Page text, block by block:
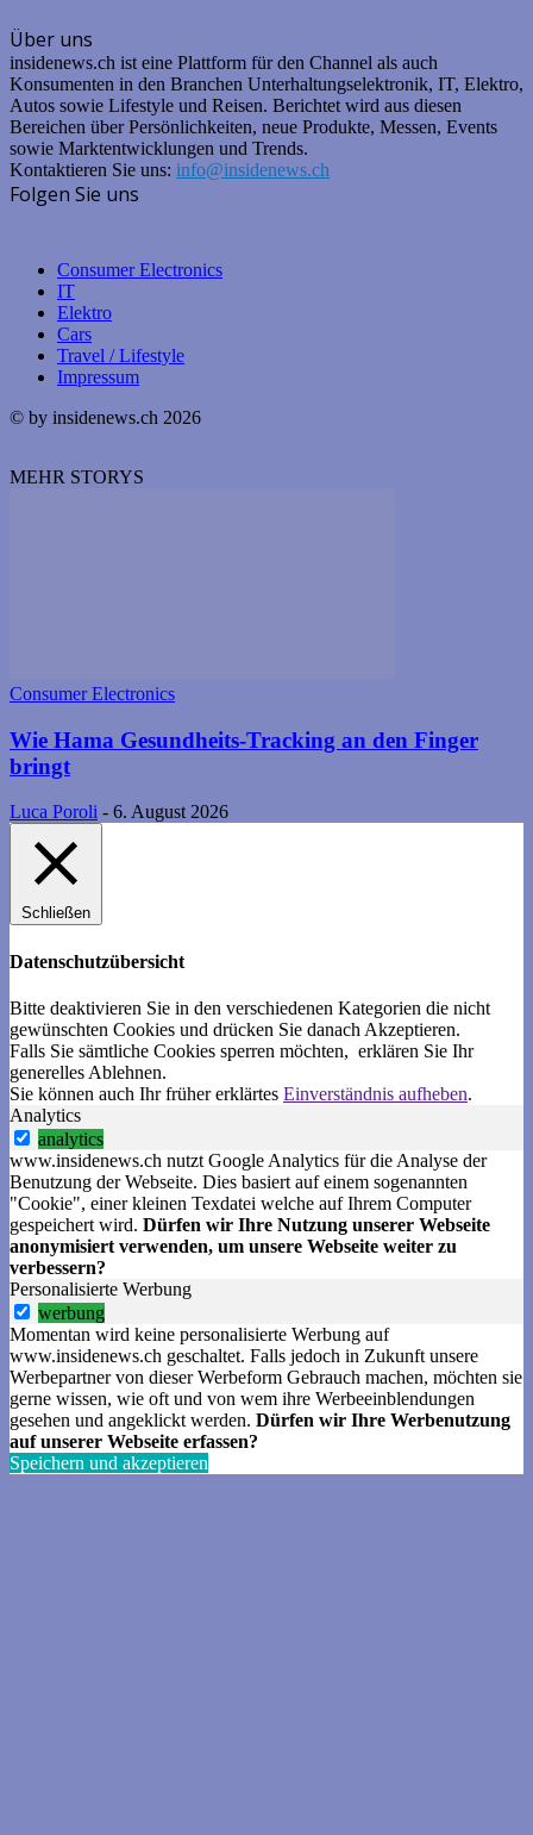
Über uns
insidenews.ch ist eine Plattform für den Channel als auch
Konsumenten in den Branchen Unterhaltungselektronik, IT, Elektro,
Autos sowie Lifestyle und Reisen. Berichtet wird aus diesen
Bereichen über Persönlichkeiten, neue Produkte, Messen, Events
sowie Marktentwicklungen und Trends.
Kontaktieren Sie uns: info@insidenews.ch
Folgen Sie uns
Consumer Electronics
IT
Elektro
Cars
Travel / Lifestyle
Impressum
© by insidenews.ch 2026
MEHR STORYS
Consumer Electronics
Wie Hama Gesundheits-Tracking an den Finger
bringt
Luca Poroli - 6. August 2026
Schließen
Datenschutzübersicht
Bitte deaktivieren Sie in den verschiedenen Kategorien die nicht
gewünschten Cookies und drücken Sie danach Akzeptieren.
Falls Sie sämtliche Cookies sperren möchten, erklären Sie Ihr
generelles Ablehnen.
Sie können auch Ihr früher erklärtes Einverständnis aufheben.
Analytics
analytics
www.insidenews.ch nutzt Google Analytics für die Analyse der
Benutzung der Webseite. Dies basiert auf einem sogenannten
"Cookie", einer kleinen Texdatei welche auf Ihrem Computer
gespeichert wird. Dürfen wir Ihre Nutzung unserer Webseite
anonymisiert verwenden, um unsere Webseite weiter zu
verbessern?
Personalisierte Werbung
werbung
Momentan wird keine personalisierte Werbung auf
www.insidenews.ch geschaltet. Falls jedoch in Zukunft unsere
Werbepartner von dieser Werbeform Gebrauch machen, möchten sie
gerne wissen, wie oft und von wem ihre Werbeeinblendungen
gesehen und angeklickt werden. Dürfen wir Ihre Werbenutzung
auf unserer Webseite erfassen?
Speichern und akzeptieren